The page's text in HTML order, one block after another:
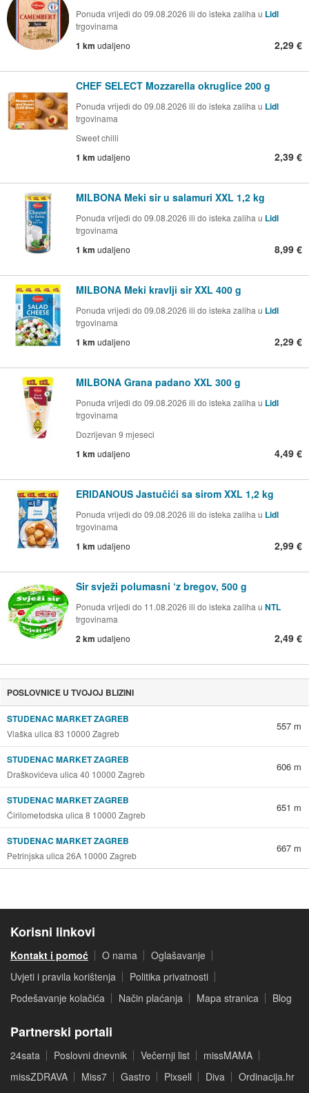
Ponuda vrijedi do 09.08.2026 ili do isteka zaliha u Lidl
trgovinama
1 km udaljeno 2,29 €
CHEF SELECT Mozzarella okruglice 200 g
Ponuda vrijedi do 09.08.2026 ili do isteka zaliha u Lidl
trgovinama
Sweet chilli
1 km udaljeno 2,39 €
MILBONA Meki sir u salamuri XXL 1,2 kg
Ponuda vrijedi do 09.08.2026 ili do isteka zaliha u Lidl
trgovinama
1 km udaljeno 8,99 €
MILBONA Meki kravlji sir XXL 400 g
Ponuda vrijedi do 09.08.2026 ili do isteka zaliha u Lidl
trgovinama
1 km udaljeno 2,29 €
MILBONA Grana padano XXL 300 g
Ponuda vrijedi do 09.08.2026 ili do isteka zaliha u Lidl
trgovinama
Dozrijevan 9 mjeseci
1 km udaljeno 4,49 €
ERIDANOUS Jastučići sa sirom XXL 1,2 kg
Ponuda vrijedi do 09.08.2026 ili do isteka zaliha u Lidl
trgovinama
1 km udaljeno 2,99 €
Sir svježi polumasni ‘z bregov, 500 g
Ponuda vrijedi do 11.08.2026 ili do isteka zaliha u NTL
trgovinama
2 km udaljeno 2,49 €
POSLOVNICE U TVOJOJ BLIZINI
STUDENAC MARKET ZAGREB
Vlaška ulica 83 10000 Zagreb
557 m
STUDENAC MARKET ZAGREB
Draškovićeva ulica 40 10000 Zagreb
606 m
STUDENAC MARKET ZAGREB
Ćirilometodska ulica 8 10000 Zagreb
651 m
STUDENAC MARKET ZAGREB
Petrinjska ulica 26A 10000 Zagreb
667 m
Korisni linkovi
Kontakt i pomoć O nama
Oglašavanje
Uvjeti i pravila korištenja
Politika privatnosti
Podešavanje kolačića
Način plaćanja Mapa stranica Blog
Partnerski portali
24sata Poslovni dnevnik Večernji list
missMAMA
missZDRAVA
Miss7 Gastro Pixsell Diva Ordinacija.hr